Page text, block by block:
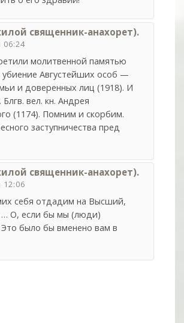
священник-анахорет).
06:24
молитвенной памятью
убиение Августейших особ —
и доверенных лиц (1918). И
вел. кн. Андрея
(1174). Помним и скорбим.
заступничества пред
священник-анахорет).
12:06
себя отдадим на Высший,
О, если бы мы (люди)
было бы вменено вам в